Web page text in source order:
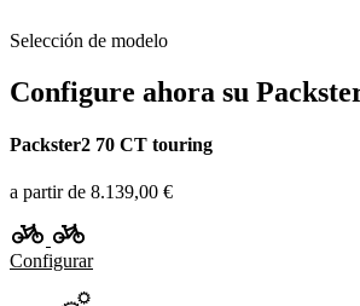
Selección de modelo
Configure ahora su
Packster2 70 CT touring
a partir de 8.139,00 €
Configurar